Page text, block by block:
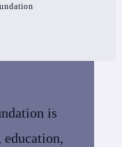
is
education,